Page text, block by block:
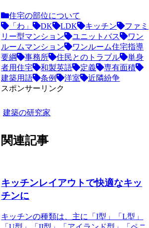
住宅の部位について
「わ」
DK LDK キッチン
ファミ
リー型マンション
ユニットバス
ワン
ルームマンション
ワンルーム住宅指導
要綱
事務所 住民とのトラブル
単身
者用住宅
和製英語 定義
専有面積
建築用語
条例 洋室
近隣紛争
スポンサーリンク
建築の研究家
関連記事
キッチンレイアウトで快適なキッ
チンに
キッチンの種類は、主に「I型 」「L型 」